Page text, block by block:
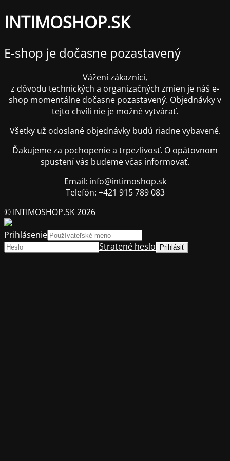
INTIMOSHOP.SK
E-shop je dočasne pozastavený
Vážení zákazníci,
z dôvodu technických a organizačných zmien je náš e-
shop momentálne dočasne pozastavený. Objednávky v
tejto chvíli nie je možné vytvárať.
Všetky už odoslané objednávky budú riadne vybavené.
Ďakujeme za pochopenie a trpezlivosť. O opätovnom
spustení vás budeme včas informovať.
Email: info@intimoshop.sk
Telefón: +421 915 789 083
© INTIMOSHOP.SK 2026
Prihlásenie
Stratené heslo